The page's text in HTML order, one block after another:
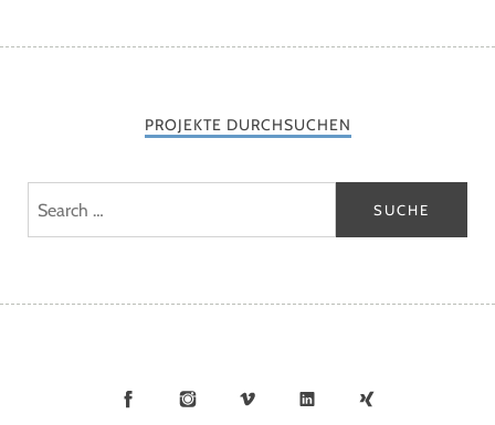
PROJEKTE DURCHSUCHEN